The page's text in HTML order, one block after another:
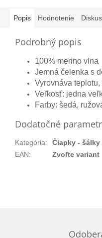
Popis Hodnotenie
Podrobný popis
100% merino vlna
Jemná čelenka s
Vyrovnáva
Veľkosť: jedna
Farby: šedá,
Dodatočné
Kategória:
Čiapky -
EAN: Zvoľte variant